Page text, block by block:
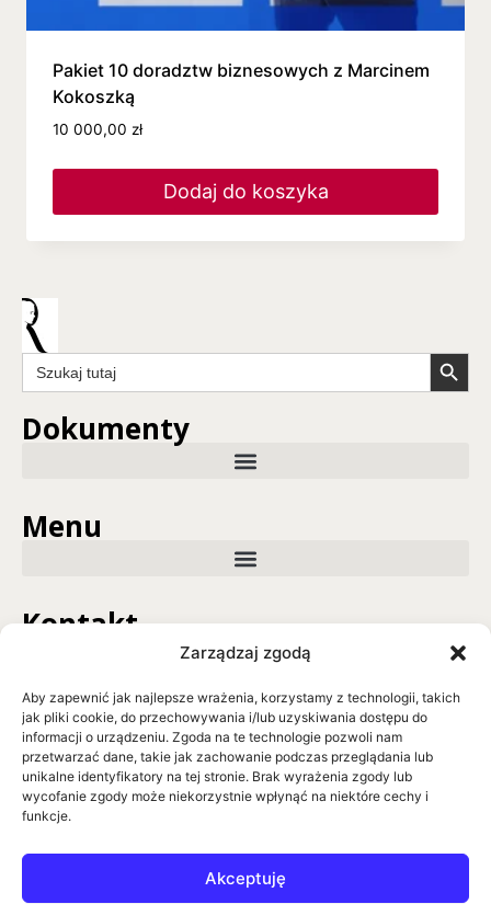
Zarządzaj zgodą
Aby zapewnić jak najlepsze wrażenia, korzystamy z technologii, takich
jak pliki cookie, do przechowywania i/lub uzyskiwania dostępu do
informacji o urządzeniu. Zgoda na te technologie pozwoli nam
przetwarzać dane, takie jak zachowanie podczas przeglądania lub
unikalne identyfikatory na tej stronie. Brak wyrażenia zgody lub
wycofanie zgody może niekorzystnie wpłynąć na niektóre cechy i
funkcje.
Akceptuję
Pakiet 10 doradztw biznesowych z Marcinem
Kokoszką
10 000,00 zł
Dodaj do koszyka
Search
for:
Search Button
Dokumenty
Menu
Kontakt
GO BIG OR GO HOME Sp. z o.o.
44-100 Gliwice
tel. +48 790 292 710
kontakt@rbcmasterclub.com